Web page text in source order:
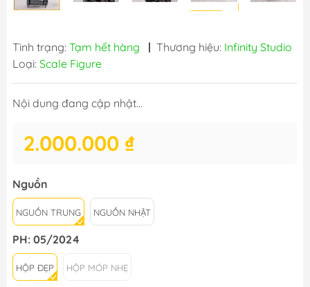
Tình trạng: Tạm hết hàng | Thương hiệu: Infinity Studio
Loại: Scale Figure
Nội dung đang cập nhật...
2.000.000 ₫
Nguồn
NGUỒN TRUNG NGUỒN NHẬT
PH: 05/2024
HỘP ĐẸP HỘP MÓP NHẸ